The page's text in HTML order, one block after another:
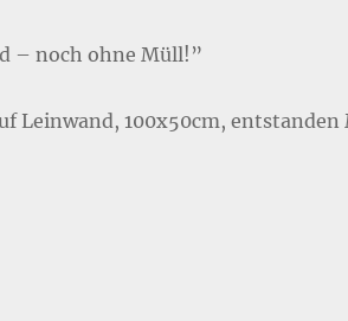
– noch ohne Müll!”
Leinwand, 100x50cm, entstanden